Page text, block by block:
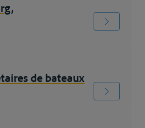
de bateaux